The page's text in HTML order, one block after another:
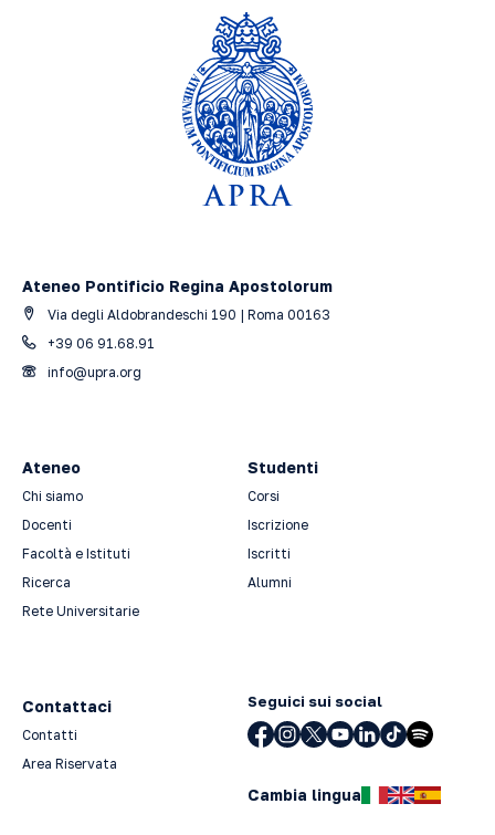
Ateneo Pontificio Regina Apostolorum
Via degli Aldobrandeschi 190 | Roma 00163
+39 06 91.68.91
info@upra.org
Ateneo
Chi siamo
Docenti
Facoltà e Istituti
Ricerca
Rete Universitarie
Studenti
Corsi
Iscrizione
Iscritti
Alumni
Contattaci
Contatti
Area Riservata
Seguici sui social
Cambia lingua